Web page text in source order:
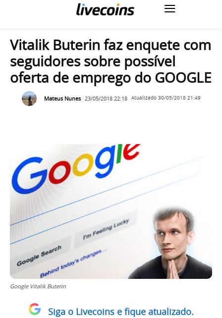
Vitalik Buterin faz enquete com
seguidores sobre possível
oferta de emprego do GOOGLE
Mateus Nunes 23/05/2018 22:18 Atualizado 30/05/2018 21:49
Google Vitalik Buterin
Siga o Livecoins e fique atualizado.